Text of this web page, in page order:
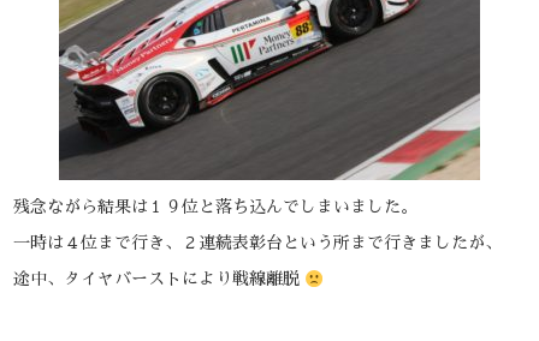
残念ながら結果は１９位と落ち込んでしまいました。
一時は４位まで行き、２連続表彰台という所まで行きましたが、
途中、タイヤバーストにより戦線離脱